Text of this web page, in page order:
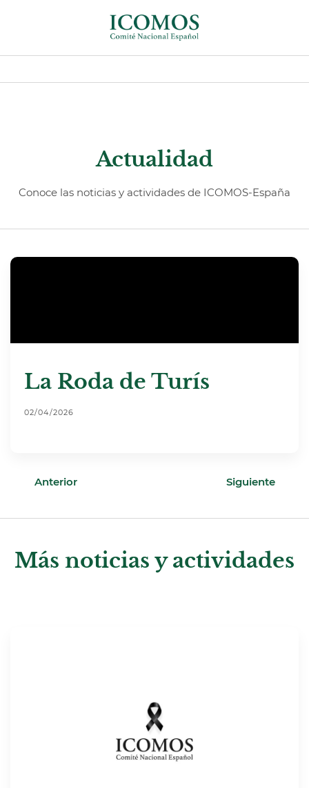
Actualidad
Conoce las noticias y actividades de ICOMOS-España
La Roda de Turís
02/04/2026
Anterior Siguiente
Más noticias y actividades